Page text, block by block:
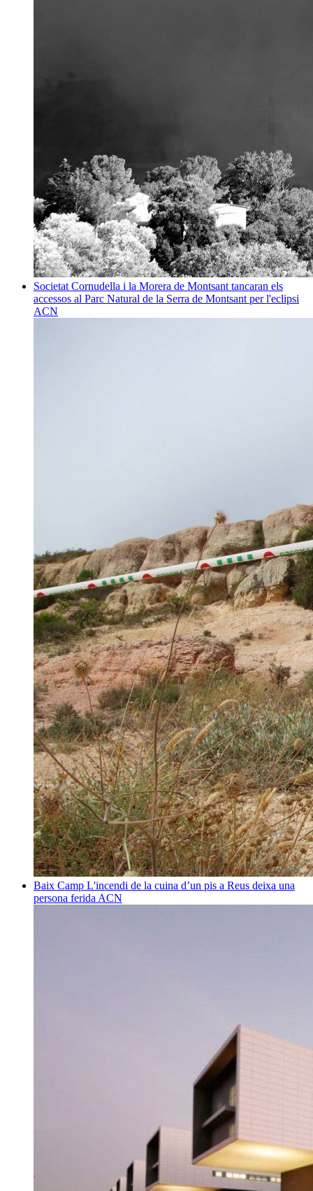
Societat Cornudella i la Morera de Montsant tancaran els
accessos al Parc Natural de la Serra de Montsant per l'eclipsi
ACN
Baix Camp L'incendi de la cuina d’un pis a Reus deixa una
persona ferida ACN